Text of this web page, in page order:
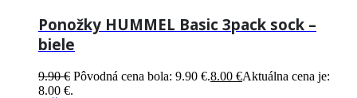
Ponožky HUMMEL Basic 3pack sock –
biele
9.90€ Pôvodná cena bola: 9.90 €.8.00 €Aktuálna cena je:
8.00 €.